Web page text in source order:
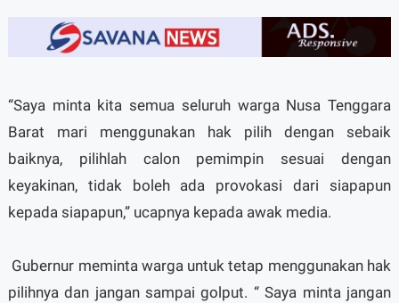
“Saya minta kita semua seluruh warga Nusa Tenggara
Barat mari menggunakan hak pilih dengan sebaik
baiknya, pilihlah calon pemimpin sesuai dengan
keyakinan, tidak boleh ada provokasi dari siapapun
kepada siapapun,” ucapnya kepada awak media.
Gubernur meminta warga untuk tetap menggunakan hak
pilihnya dan jangan sampai golput. “ Saya minta jangan